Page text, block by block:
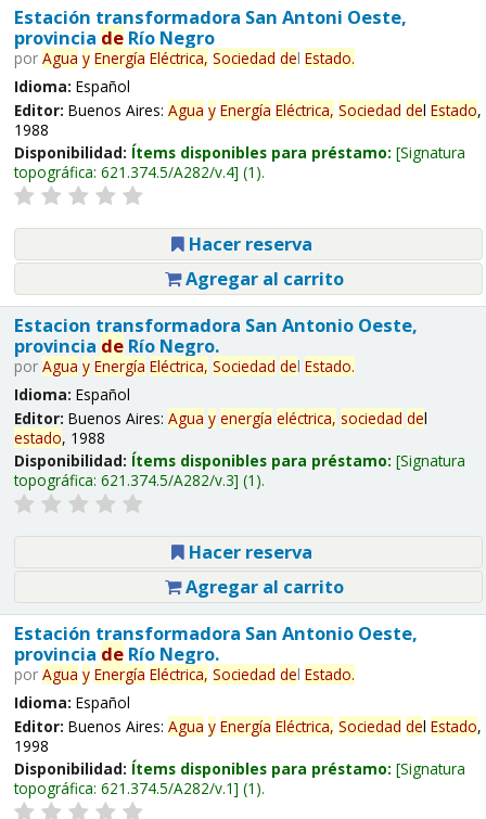
Estación transformadora San Antoni Oeste,
provincia deRío Negro
por Agua y Energía Eléctrica, Sociedad del Estado.
Idioma: Español
Editor: Buenos Aires: Agua y Energía Eléctrica, Sociedad del Estado,
1988
Disponibilidad: Ítems disponibles para préstamo: Signatura
topográfica: 621.374.5/A282/v.4 (1).
Hacer reserva
Agregar al carrito
Estacion transformadora San Antonio Oeste,
provincia deRío Negro.
por Agua y Energía Eléctrica, Sociedad del Estado.
Idioma: Español
Editor: Buenos Aires: Agua y energía eléctrica, sociedad del
estado, 1988
Disponibilidad: Ítems disponibles para préstamo: Signatura
topográfica: 621.374.5/A282/v.3 (1).
Hacer reserva
Agregar al carrito
Estación transformadora San Antonio Oeste,
provincia deRío Negro.
por Agua y Energía Eléctrica, Sociedad del Estado.
Idioma: Español
Editor: Buenos Aires: Agua y Energía Eléctrica, Sociedad del Estado,
1998
Disponibilidad: Ítems disponibles para préstamo: Signatura
topográfica: 621.374.5/A282/v.1 (1).